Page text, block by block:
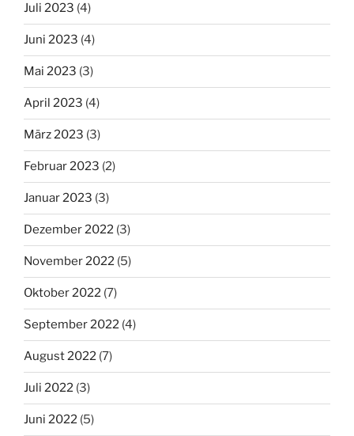
Juli 2023 (4)
Juni 2023 (4)
Mai 2023 (3)
April 2023 (4)
März 2023 (3)
Februar 2023 (2)
Januar 2023 (3)
Dezember 2022 (3)
November 2022 (5)
Oktober 2022 (7)
September 2022 (4)
August 2022 (7)
Juli 2022 (3)
Juni 2022 (5)